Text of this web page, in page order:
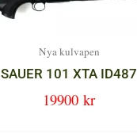
Nya kulvapen
SAUER 101 XTA ID487
Det
19900 krDet